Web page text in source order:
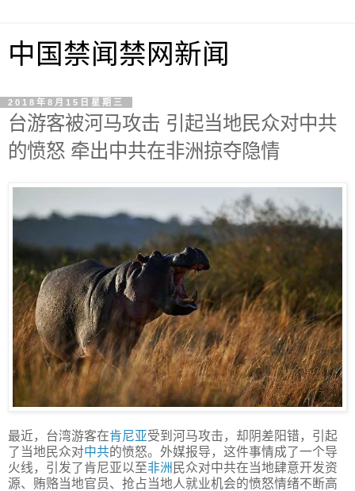
中国禁闻禁网新闻
2018年8月15日星期三
台游客被河马攻击 引起当地民众对中共
的愤怒 牵出中共在非洲掠夺隐情
最近，台湾游客在肯尼亚受到河马攻击，却阴差阳错，引起
了当地民众对中共的愤怒。外媒报导，这件事情成了一个导
火线，引发了肯尼亚以至非洲 民众对中共在当地肆意开发资
源、贿赂当地官员、抢占当地人就业机会的愤怒情绪不断高